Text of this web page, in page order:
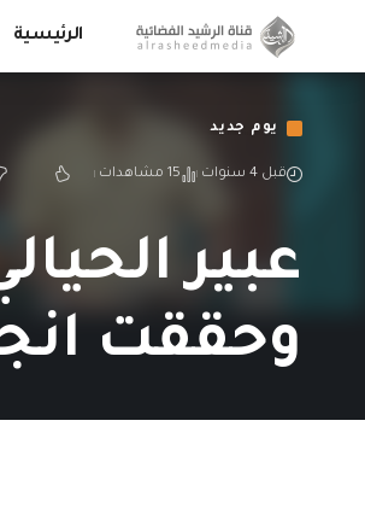
الرئيسية
يوم جديد
قبل 4 سنوات 15 مشاهدات
عبير
وحققت